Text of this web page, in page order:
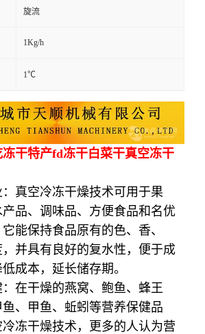
旋流
1Kg/h
1℃
干特产fd冻干白菜干真空冻干
空冷冻干燥技术可用于果
品、调味品、方便食品和名优
能保持食品原有的色、香、
并具有良好的复水性，便于成
成本，延长储存期。
干燥的燕窝、鲍鱼、蜂王
、甲鱼、蚯蚓等营养保健品
冻干燥技术，更多的人认为营